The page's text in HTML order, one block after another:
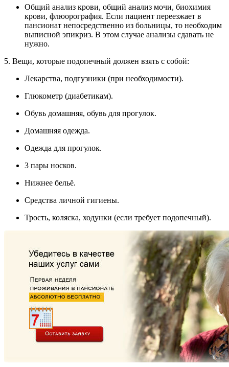
Общий анализ крови, общий анализ мочи, биохимия
крови, флюорография. Если пациент переезжает в
пансионат непосредственно из больницы, то необходим
выписной эпикриз. В этом случае анализы сдавать не
нужно.
5. Вещи, которые подопечный должен взять с собой:
Лекарства, подгузники (при необходимости).
Глюкометр (диабетикам).
Обувь домашняя, обувь для прогулок.
Домашняя одежда.
Одежда для прогулок.
3 пары носков.
Нижнее бельё.
Средства личной гигиены.
Трость, коляска, ходунки (если требует подопечный).